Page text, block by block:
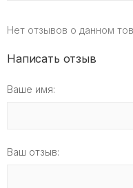
Нет отзывов о данном
Написать отзыв
Ваше имя:
Ваш отзыв: